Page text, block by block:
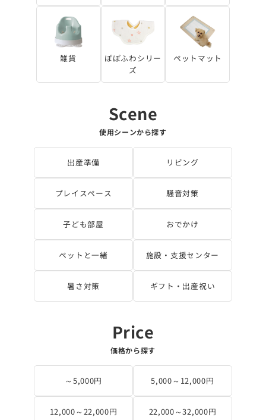
雑貨
ぽぽふわシリー
ズ
ペットマット
使用シーンから探す
出産準備 リビング
プレイスペース 騒音対策
子ども部屋 おでかけ
ペットと一緒 施設・支援センター
暑さ対策 ギフト・出産祝い
価格から探す
～5,000円 5,000～12,000円
12,000～22,000円 22,000～32,000円